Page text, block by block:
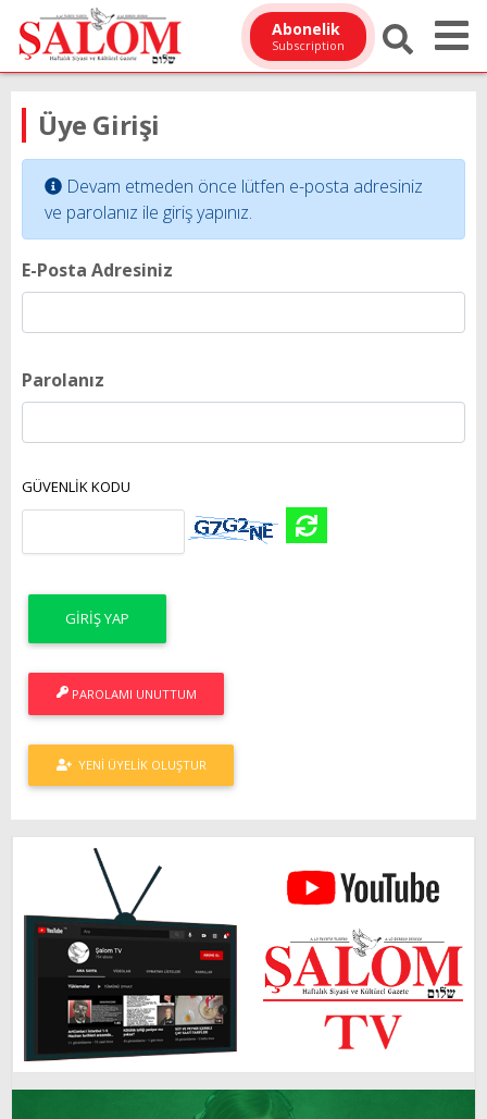
Abonelik
Subscription
Üye Girişi
Devam etmeden önce lütfen e-posta adresiniz
ve parolanız ile giriş yapınız.
E-Posta Adresiniz
Parolanız
GÜVENLİK KODU
PAROLAMI UNUTTUM
YENI ÜYELIK OLUŞTUR